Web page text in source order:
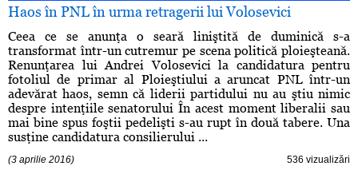
Haos în PNL în urma retragerii lui Volosevici
Ceea ce se anunţa o seară liniştită de duminică s-a
transformat într-un cutremur pe scena politică ploieşteană.
Renunţarea lui Andrei Volosevici la candidatura pentru
fotoliul de primar al Ploieştiului a aruncat PNL într-un
adevărat haos, semn că liderii partidului nu au ştiu nimic
despre intenţiile senatorului În acest moment liberalii sau
mai bine spus foştii pedelişti s-au rupt în două tabere. Una
susţine candidatura consilierului ...
(3 aprilie 2016) 536 vizualizări